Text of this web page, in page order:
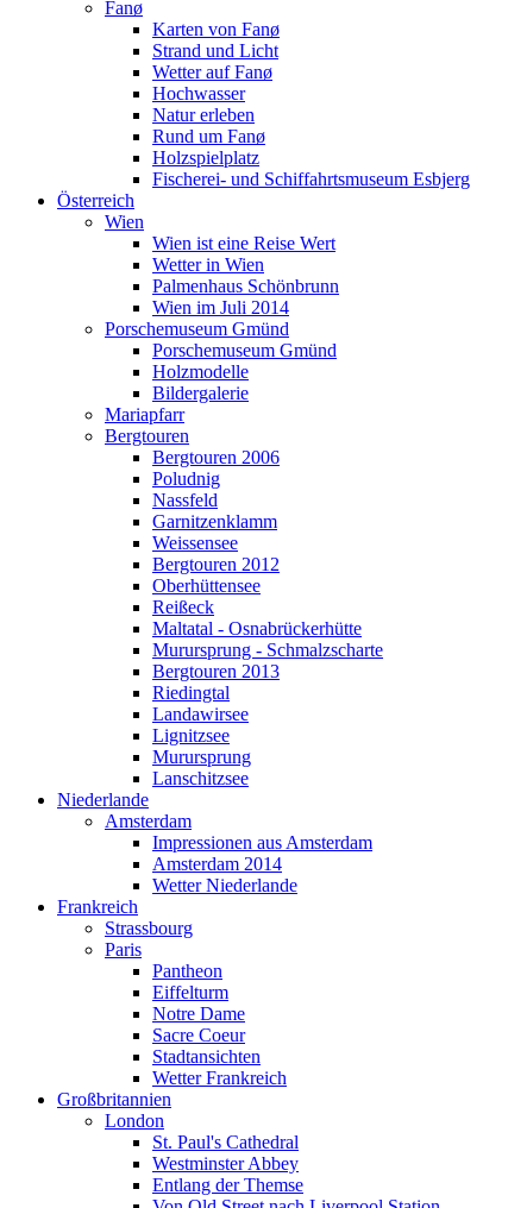
Fanø
Karten von Fanø
Strand und Licht
Wetter auf Fanø
Hochwasser
Natur erleben
Rund um Fanø
Holzspielplatz
Fischerei- und Schiffahrtsmuseum Esbjerg
Österreich
Wien
Wien ist eine Reise Wert
Wetter in Wien
Palmenhaus Schönbrunn
Wien im Juli 2014
Porschemuseum Gmünd
Porschemuseum Gmünd
Holzmodelle
Bildergalerie
Mariapfarr
Bergtouren
Bergtouren 2006
Poludnig
Nassfeld
Garnitzenklamm
Weissensee
Bergtouren 2012
Oberhüttensee
Reißeck
Maltatal - Osnabrückerhütte
Murursprung - Schmalzscharte
Bergtouren 2013
Riedingtal
Landawirsee
Lignitzsee
Murursprung
Lanschitzsee
Niederlande
Amsterdam
Impressionen aus Amsterdam
Amsterdam 2014
Wetter Niederlande
Frankreich
Strassbourg
Paris
Pantheon
Eiffelturm
Notre Dame
Sacre Coeur
Stadtansichten
Wetter Frankreich
Großbritannien
London
St. Paul's Cathedral
Westminster Abbey
Entlang der Themse